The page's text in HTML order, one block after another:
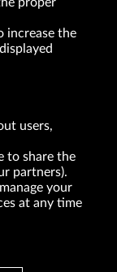
61
0000047082
transactions
increase the
users,
to share the
partners).
your
at any time